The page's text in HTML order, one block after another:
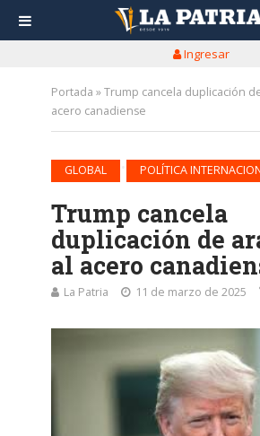
Ingresar
Portada »Trump cancela duplicación
acero canadiense
GLOBAL POLÍTICA
Trump cancela
duplicación de
al acero
La Patria 11 de marzo de 2025